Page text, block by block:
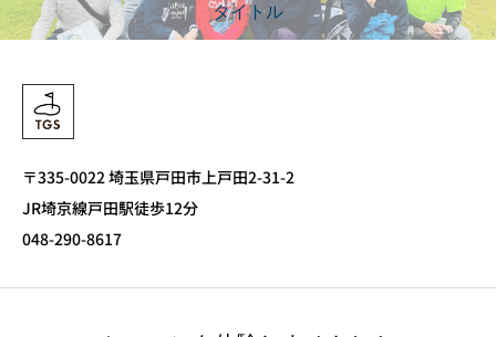
タイトル
〒335-0022 埼玉県戸田市上戸田2-31-2
JR埼京線戸田駅徒歩12分
048-290-8617